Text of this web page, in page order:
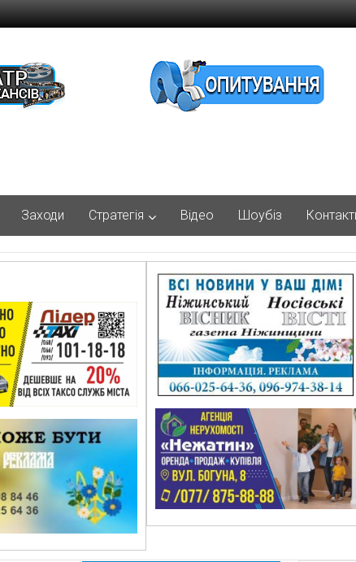
Заходи Стратегія Відео Шоубіз